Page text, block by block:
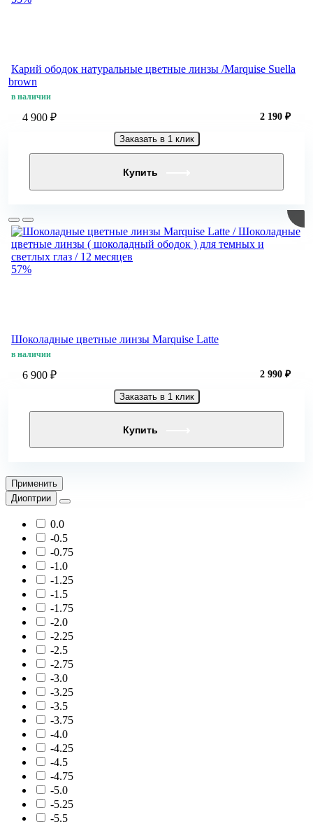
Карий ободок натуральные цветные линзы /Marquise Suella
brown
в наличии
4 900 ₽ 2 190 ₽
Заказать в 1 клик
57%
Шоколадные цветные линзы Marquise Latte
в наличии
6 900 ₽ 2 990 ₽
Заказать в 1 клик
Применить
Диоптрии
0.0
-0.5
-0.75
-1.0
-1.25
-1.5
-1.75
-2.0
-2.25
-2.5
-2.75
-3.0
-3.25
-3.5
-3.75
-4.0
-4.25
-4.5
-4.75
-5.0
-5.25
-5.5